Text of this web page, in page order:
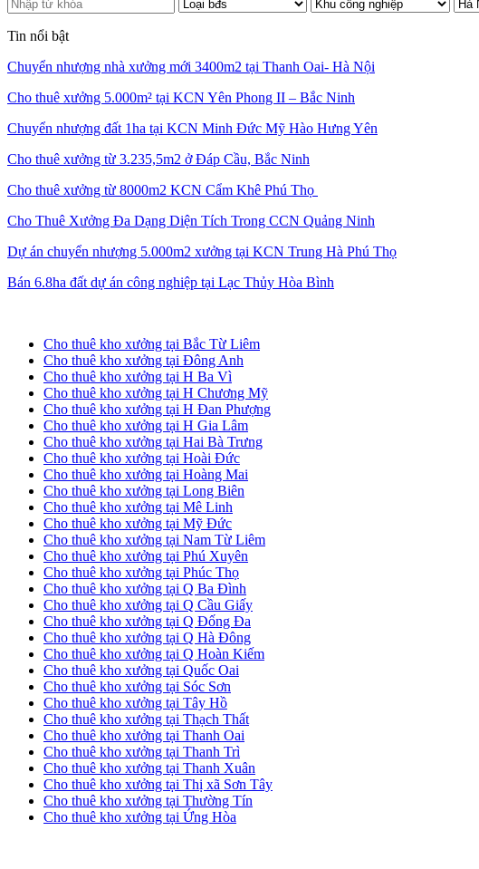
Tin nổi bật
Chuyển nhượng nhà xưởng mới 3400m2 tại Thanh Oai- Hà Nội
Cho thuê xưởng 5.000m² tại KCN Yên Phong II – Bắc Ninh
Chuyển nhượng đất 1ha tại KCN Minh Đức Mỹ Hào Hưng Yên
Cho thuê xưởng từ 3.235,5m2 ở Đáp Cầu, Bắc Ninh
Cho thuê xưởng từ 8000m2 KCN Cẩm Khê Phú Thọ
Cho Thuê Xưởng Đa Dạng Diện Tích Trong CCN Quảng Ninh
Dự án chuyển nhượng 5.000m2 xưởng tại KCN Trung Hà Phú Thọ
Bán 6.8ha đất dự án công nghiệp tại Lạc Thủy Hòa Bình
Cho thuê kho xưởng tại Bắc Từ Liêm
Cho thuê kho xưởng tại Đông Anh
Cho thuê kho xưởng tại H Ba Vì
Cho thuê kho xưởng tại H Chương Mỹ
Cho thuê kho xưởng tại H Đan Phượng
Cho thuê kho xưởng tại H Gia Lâm
Cho thuê kho xưởng tại Hai Bà Trưng
Cho thuê kho xưởng tại Hoài Đức
Cho thuê kho xưởng tại Hoàng Mai
Cho thuê kho xưởng tại Long Biên
Cho thuê kho xưởng tại Mê Linh
Cho thuê kho xưởng tại Mỹ Đức
Cho thuê kho xưởng tại Nam Từ Liêm
Cho thuê kho xưởng tại Phú Xuyên
Cho thuê kho xưởng tại Phúc Thọ
Cho thuê kho xưởng tại Q Ba Đình
Cho thuê kho xưởng tại Q Cầu Giấy
Cho thuê kho xưởng tại Q Đống Đa
Cho thuê kho xưởng tại Q Hà Đông
Cho thuê kho xưởng tại Q Hoàn Kiếm
Cho thuê kho xưởng tại Quốc Oai
Cho thuê kho xưởng tại Sóc Sơn
Cho thuê kho xưởng tại Tây Hồ
Cho thuê kho xưởng tại Thạch Thất
Cho thuê kho xưởng tại Thanh Oai
Cho thuê kho xưởng tại Thanh Trì
Cho thuê kho xưởng tại Thanh Xuân
Cho thuê kho xưởng tại Thị xã Sơn Tây
Cho thuê kho xưởng tại Thường Tín
Cho thuê kho xưởng tại Ứng Hòa